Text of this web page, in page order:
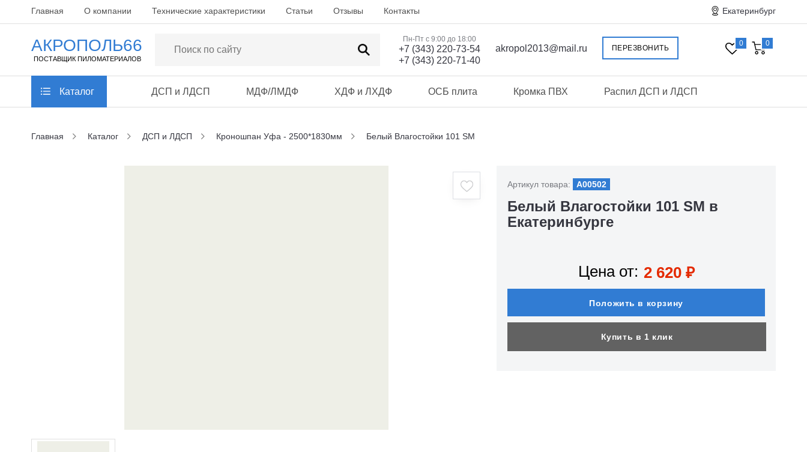
Главная О компании Технические характеристики Статьи Отзывы Контакты Екатеринбург
АКРОПОЛЬ66
ПОСТАВЩИК ПИЛОМАТЕРИАЛОВ
Пн-Пт с 9:00 до 18:00
+7 (343) 220-73-54
+7 (343) 220-71-40
akropol2013@mail.ru ПЕРЕЗВОНИТЬ
0 0
Каталог ДСП и ЛДСП МДФ/ЛМДФ ХДФ и ЛХДФ ОСБ плита Кромка ПВХ Распил ДСП и ЛДСП
Главная Каталог ДСП и ЛДСП Кроношпан Уфа - 2500*1830мм Белый Влагостойки 101 SM
Артикул товара: A00502
Белый Влагостойки 101 SM в
Екатеринбурге
Цена от: 2 620 ₽
Положить в корзину
Купить в 1 клик